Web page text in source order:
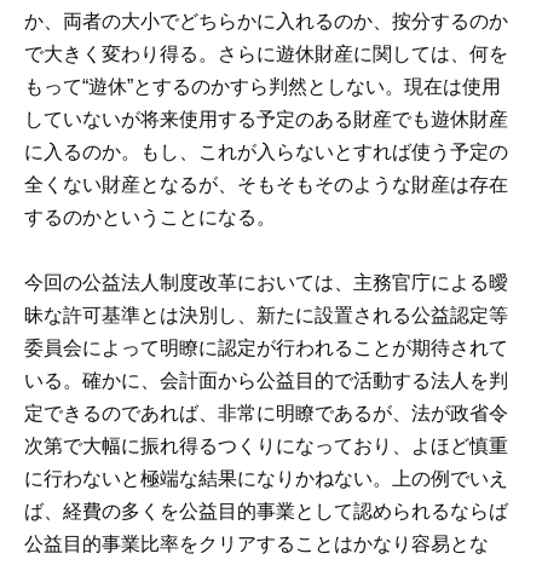
か、両者の大小でどちらかに入れるのか、按分するのか
で大きく変わり得る。さらに遊休財産に関しては、何を
もって“遊休”とするのかすら判然としない。現在は使用
していないが将来使用する予定のある財産でも遊休財産
に入るのか。もし、これが入らないとすれば使う予定の
全くない財産となるが、そもそもそのような財産は存在
するのかということになる。
今回の公益法人制度改革においては、主務官庁による曖
昧な許可基準とは決別し、新たに設置される公益認定等
委員会によって明瞭に認定が行われることが期待されて
いる。確かに、会計面から公益目的で活動する法人を判
定できるのであれば、非常に明瞭であるが、法が政省令
次第で大幅に振れ得るつくりになっており、よほど慎重
に行わないと極端な結果になりかねない。上の例でいえ
ば、経費の多くを公益目的事業として認められるならば
公益目的事業比率をクリアすることはかなり容易とな